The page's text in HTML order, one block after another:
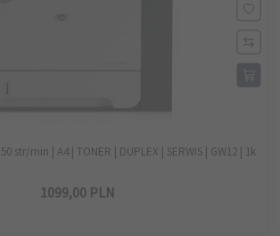
str/min | A4 | TONER | DUPLEX | SERWIS | GW12 | 1k
1099,00 PLN